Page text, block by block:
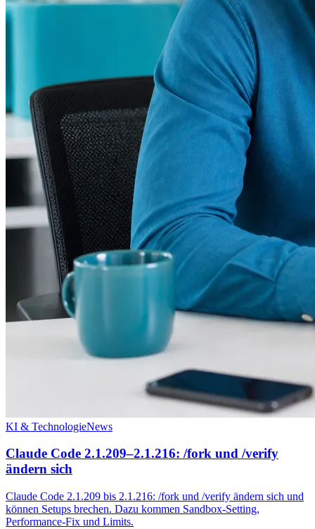
KI & TechnologieNews
Claude Code 2.1.209–2.1.216: /fork und /verify
ändern sich
Claude Code 2.1.209 bis 2.1.216: /fork und /verify ändern sich und
können Setups brechen. Dazu kommen Sandbox-Setting,
Performance-Fix und Limits.